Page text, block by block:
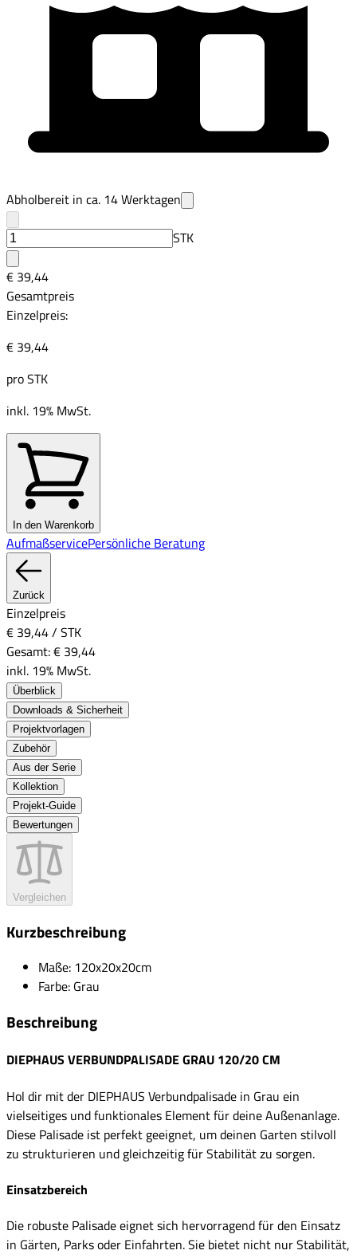
Abholbereit in ca. 14Werktagen
STK
€ 39,44
Gesamtpreis
Einzelpreis:
€ 39,44
proSTK
inkl. 19% MwSt.
In den Warenkorb
AufmaßservicePersönliche Beratung
Zurück
Einzelpreis
€ 39,44/ STK
Gesamt:€ 39,44
inkl. 19% MwSt.
Überblick
Downloads & Sicherheit
Projektvorlagen
Zubehör
Aus der Serie
Kollektion
Projekt-Guide
Bewertungen
Vergleichen
Kurzbeschreibung
Maße: 120x20x20cm
Farbe: Grau
Beschreibung
DIEPHAUS VERBUNDPALISADE GRAU 120/20 CM
Hol dir mit der DIEPHAUS Verbundpalisade in Grau ein
vielseitiges und funktionales Element für deine Außenanlage.
Diese Palisade ist perfekt geeignet, um deinen Garten stilvoll
zu strukturieren und gleichzeitig für Stabilität zu sorgen.
Einsatzbereich
Die robuste Palisade eignet sich hervorragend für den Einsatz
in Gärten, Parks oder Einfahrten. Sie bietet nicht nur Stabilität,